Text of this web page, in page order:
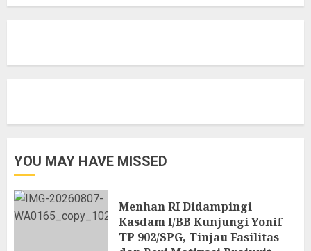
YOU MAY HAVE MISSED
Menhan RI Didampingi
Kasdam I/BB Kunjungi Yonif
TP 902/SPG, Tinjau Fasilitas